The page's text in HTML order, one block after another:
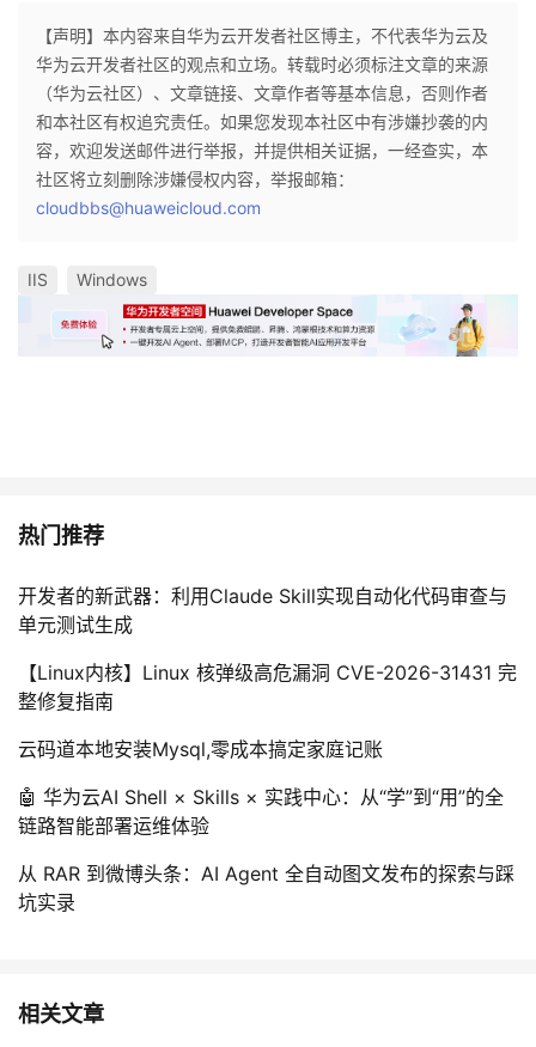
【声明】本内容来自华为云开发者社区博主，不代表华为云及
华为云开发者社区的观点和立场。转载时必须标注文章的来源
（华为云社区）、文章链接、文章作者等基本信息，否则作者
和本社区有权追究责任。如果您发现本社区中有涉嫌抄袭的内
容，欢迎发送邮件进行举报，并提供相关证据，一经查实，本
社区将立刻删除涉嫌侵权内容，举报邮箱：
cloudbbs@huaweicloud.com
IIS Windows
热门推荐
开发者的新武器：利用Claude Skill实现自动化代码审查与
单元测试生成
【Linux内核】Linux 核弹级高危漏洞 CVE-2026-31431 完
整修复指南
云码道本地安装Mysql,零成本搞定家庭记账
🤖 华为云AI Shell × Skills × 实践中心：从“学”到“用”的全
链路智能部署运维体验
从 RAR 到微博头条：AI Agent 全自动图文发布的探索与踩
坑实录
相关文章